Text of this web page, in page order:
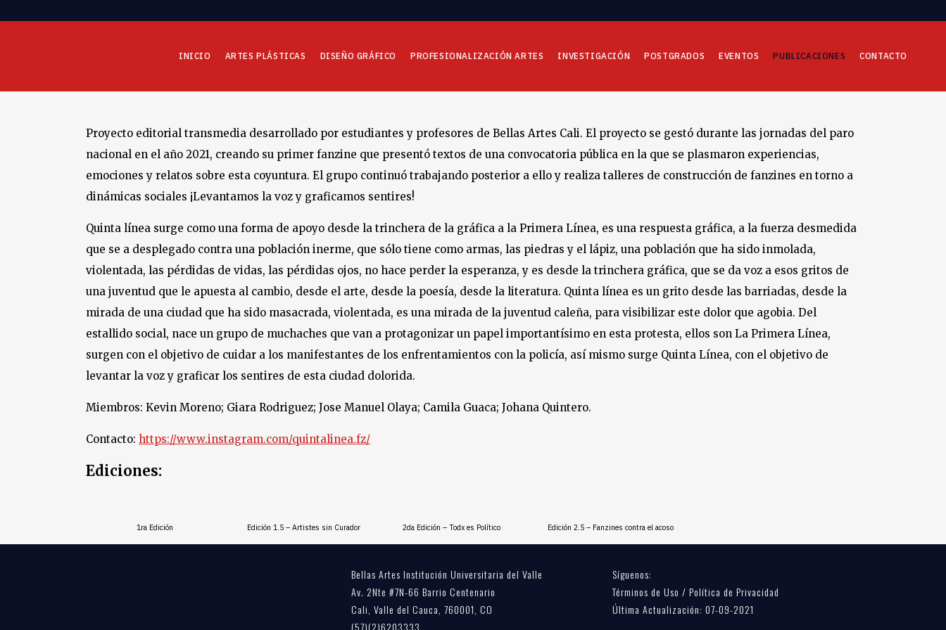
INICIO ARTES PLÁSTICAS DISEÑO GRÁFICO PROFESIONALIZACIÓN ARTES INVESTIGACIÓN POSTGRADOS EVENTOS PUBLICACIONES CONTACTO
Proyecto editorial transmedia desarrollado por estudiantes y profesores de Bellas Artes Cali. El proyecto se gestó durante las jornadas del paro
nacional en el año 2021, creando su primer fanzine que presentó textos de una convocatoria pública en la que se plasmaron experiencias,
emociones y relatos sobre esta coyuntura. El grupo continuó trabajando posterior a ello y realiza talleres de construcción de fanzines en torno a
dinámicas sociales ¡Levantamos la voz y graficamos sentires!
Quinta línea surge como una forma de apoyo desde la trinchera de la gráfica a la Primera Línea, es una respuesta gráfica, a la fuerza desmedida
que se a desplegado contra una población inerme, que sólo tiene como armas, las piedras y el lápiz, una población que ha sido inmolada,
violentada, las pérdidas de vidas, las pérdidas ojos, no hace perder la esperanza, y es desde la trinchera gráfica, que se da voz a esos gritos de
una juventud que le apuesta al cambio, desde el arte, desde la poesía, desde la literatura. Quinta línea es un grito desde las barriadas, desde la
mirada de una ciudad que ha sido masacrada, violentada, es una mirada de la juventud caleña, para visibilizar este dolor que agobia. Del
estallido social, nace un grupo de muchaches que van a protagonizar un papel importantísimo en esta protesta, ellos son La Primera Línea,
surgen con el objetivo de cuidar a los manifestantes de los enfrentamientos con la policía, así mismo surge Quinta Línea, con el objetivo de
levantar la voz y graficar los sentires de esta ciudad dolorida.
Miembros: Kevin Moreno; Giara Rodriguez; Jose Manuel Olaya; Camila Guaca; Johana Quintero.
Contacto: https://www.instagram.com/quintalinea.fz/
Ediciones:
1ra Edición Edición 1.5 – Artistes sin Curador 2da Edición – Todx es Político Edición 2.5 – Fanzines contra el acoso
Bellas Artes Institución Universitaria del Valle
Av. 2Nte #7N-66 Barrio Centenario
Cali, Valle del Cauca, 760001, CO
(57)(2)6203333
Síguenos:
Términos de Uso / Política de Privacidad
Última Actualización: 07-09-2021